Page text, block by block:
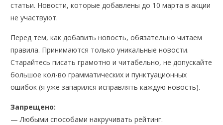
статьи. Новости, которые добавлены до 10 марта в акции
не участвуют.
Перед тем, как добавить новость, обязательно читаем
правила. Принимаются только уникальные новости.
Старайтесь писать грамотно и читабельно, не допускайте
большое кол-во грамматических и пунктуационных
ошибок (я уже запарился исправлять каждую новость).
Запрещено:
— Любыми способами накручивать рейтинг.